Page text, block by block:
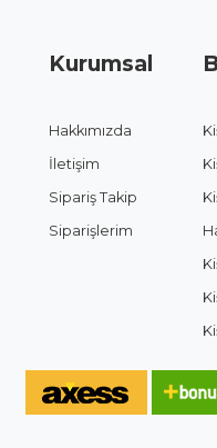
Kurumsal
Hakkımızda
İletişim
Sipariş Takip
Siparişlerim